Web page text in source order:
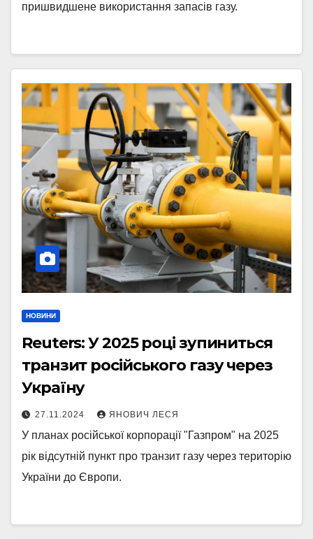
пришвидшене використання запасів газу.
НОВИНИ
Reuters: У 2025 році зупиниться
транзит російського газу через
Україну
27.11.2024 ЯНОВИЧ ЛЕСЯ
У планах російської корпорації "Газпром" на 2025
рік відсутній пункт про транзит газу через територію
України до Європи.